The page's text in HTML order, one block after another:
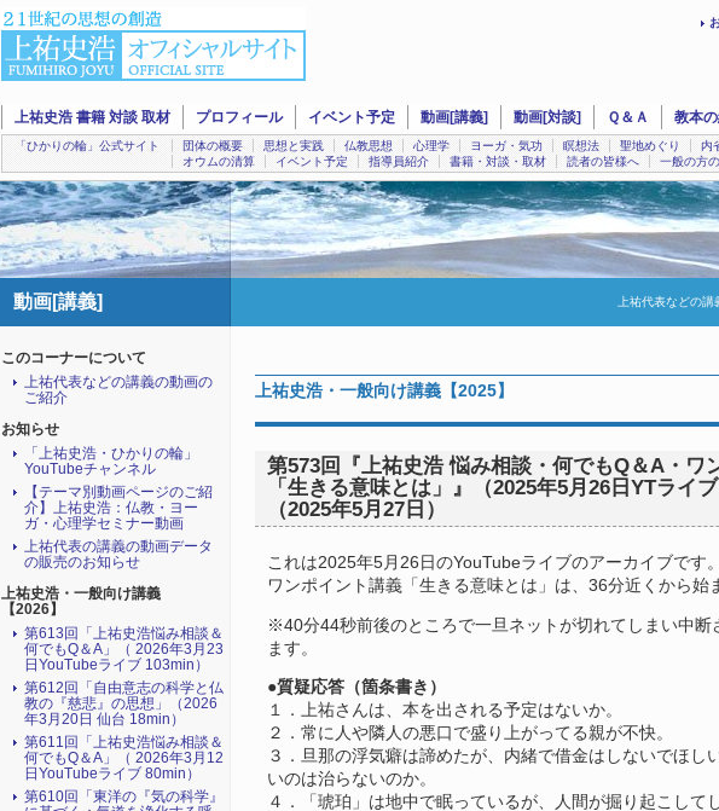
上祐史浩 書籍 対談 取材 プロフィール イベント予定 動画[講義] 動画[対談] Ｑ＆Ａ 教本
「ひかりの輪」公式サイト 団体の概要 思想と実践 仏教思想 心理学 ヨーガ・気功 瞑想法 聖地めぐり 内
オウムの清算
イベント予定 指導員紹介 書籍・対談・取材 読者の皆様へ 一般の方
動画[講義] 上祐代表などの講
上祐史浩・一般向け講義【2025】
第573回『上祐史浩 悩み相談・何でもQ＆A・ワ
「生きる意味とは」』（2025年5月26日YTライブ
（2025年5月27日）
これは2025年5月26日のYouTubeライブのアーカイブです。
ワンポイント講義「生きる意味とは」は、36分近くから始
※40分44秒前後のところで一旦ネットが切れてしまい中断
ます。
●質疑応答（箇条書き）
１．上祐さんは、本を出される予定はないか。
２．常に人や隣人の悪口で盛り上がってる親が不快。
３．旦那の浮気癖は諦めたが、内緒で借金はしないでほし
いのは治らないのか。
４．「琥珀」は地中で眠っているが、人間が掘り起こして
このコーナーについて
上祐代表などの講義の動画の
ご紹介
お知らせ
「上祐史浩・ひかりの輪」
YouTubeチャンネル
【テーマ別動画ページのご紹
介】上祐史浩：仏教・ヨー
ガ・心理学セミナー動画
上祐代表の講義の動画データ
の販売のお知らせ
上祐史浩・一般向け講義
【2026】
第613回「上祐史浩悩み相談＆
何でもQ＆A」（ 2026年3月23
日YouTubeライブ 103min）
第612回「自由意志の科学と仏
教の『慈悲』の思想」（2026
年3月20日 仙台 18min）
第611回「上祐史浩悩み相談＆
何でもQ＆A」（ 2026年3月12
日YouTubeライブ 80min）
第610回「東洋の『気の科学』